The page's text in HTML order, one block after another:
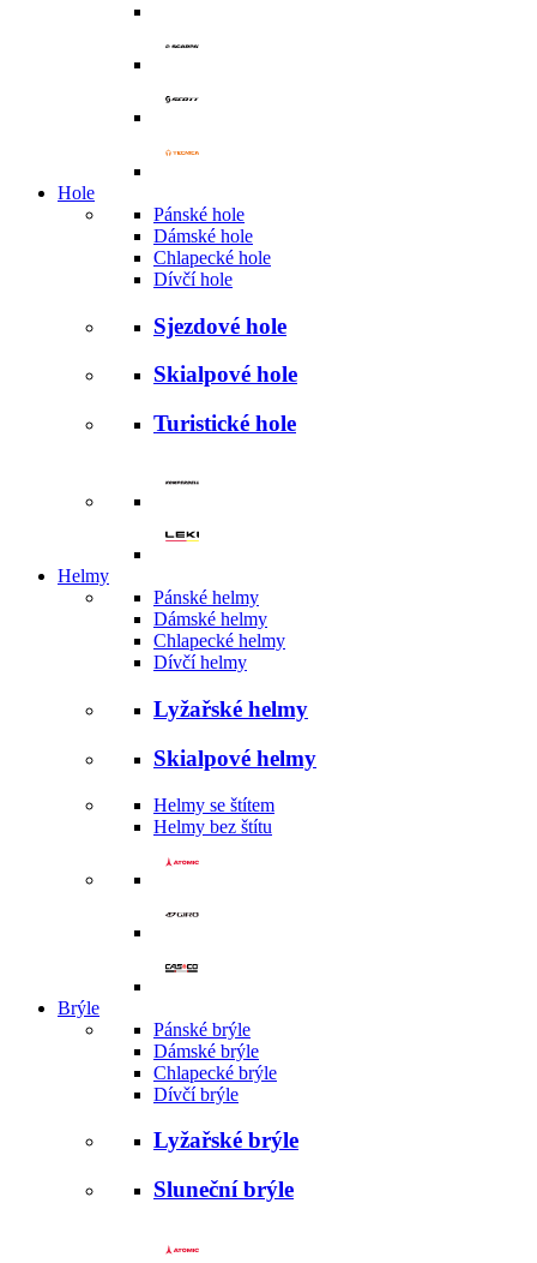
Hole
Pánské hole
Dámské hole
Chlapecké hole
Dívčí hole
Sjezdové hole
Skialpové hole
Turistické hole
Helmy
Pánské helmy
Dámské helmy
Chlapecké helmy
Dívčí helmy
Lyžařské helmy
Skialpové helmy
Helmy se štítem
Helmy bez štítu
Brýle
Pánské brýle
Dámské brýle
Chlapecké brýle
Dívčí brýle
Lyžařské brýle
Sluneční brýle